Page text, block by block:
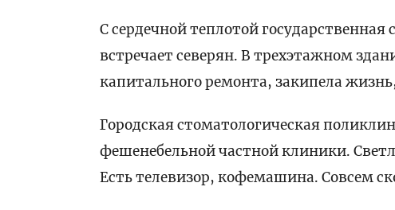
С сердечной теплотой
встречает северян. В трехэтажном
капитального ремонта, закипела
Городская стоматологическая
фешенебельной частной клиники.
Есть телевизор, кофемашина. Совсем